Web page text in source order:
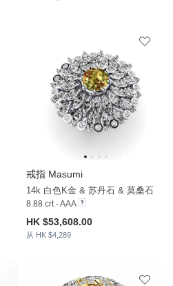
戒指 Masumi
14k 白色K金 & 苏丹石 & 莫桑石
8.88 crt - AAA
HK $53,608.00
从 HK $4,289